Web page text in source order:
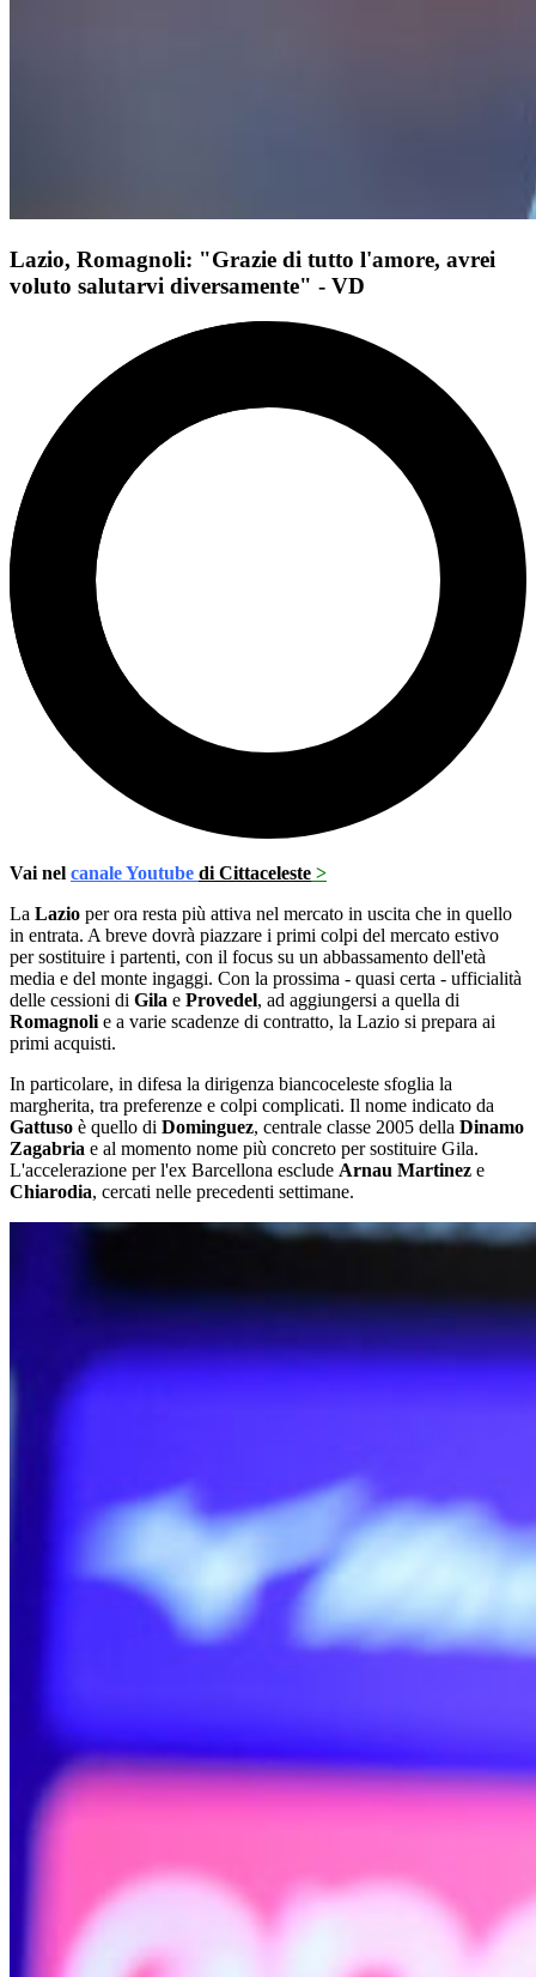
Lazio, Romagnoli: "Grazie di tutto l'amore, avrei
voluto salutarvi diversamente" - VD
Vai nel canale Youtube di Cittaceleste >
La Lazio per ora resta più attiva nel mercato in uscita che in quello
in entrata. A breve dovrà piazzare i primi colpi del mercato estivo
per sostituire i partenti, con il focus su un abbassamento dell'età
media e del monte ingaggi. Con la prossima - quasi certa - ufficialità
delle cessioni di Gila e Provedel, ad aggiungersi a quella di
Romagnoli e a varie scadenze di contratto, la Lazio si prepara ai
primi acquisti.
In particolare, in difesa la dirigenza biancoceleste sfoglia la
margherita, tra preferenze e colpi complicati. Il nome indicato da
Gattuso è quello di Dominguez, centrale classe 2005 della Dinamo
Zagabria e al momento nome più concreto per sostituire Gila.
L'accelerazione per l'ex Barcellona esclude Arnau Martinez e
Chiarodia, cercati nelle precedenti settimane.